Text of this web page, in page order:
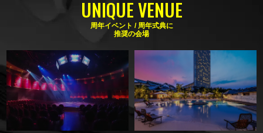
周年イベント / 周年式典に
推奨の会場
UNIQUE VENUE